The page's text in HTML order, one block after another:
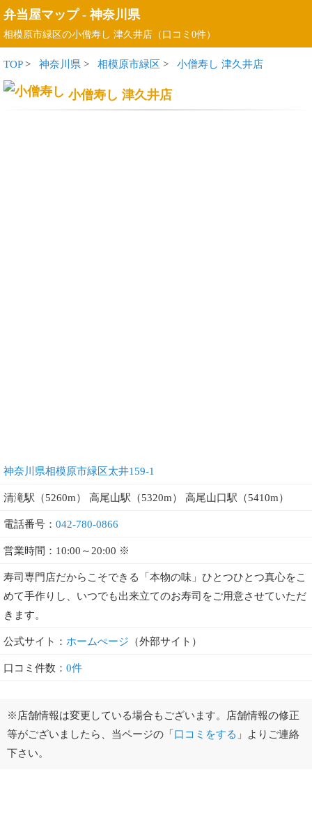
弁当屋マップ- 神奈川県
相模原市緑区の小僧寿し 津久井店（口コミ0件）
TOP> 神奈川県 > 相模原市緑区 > 小僧寿し 津久井店
小僧寿し 津久井店
神奈川県相模原市緑区太井159-1
清滝駅（5260m） 高尾山駅（5320m） 高尾山口駅（5410m）
電話番号： 042-780-0866
営業時間：10:00～20:00 ※
寿司専門店だからこそできる「本物の味」ひとつひとつ真心をこ
めて手作りし、いつでも出来立てのお寿司をご用意させていただ
きます。
公式サイト： ホームぺージ （外部サイト）
口コミ件数： 0件
※店舗情報は変更している場合もございます。店舗情報の修正
等がございましたら、当ページの「口コミをする 」よりご連絡
下さい。